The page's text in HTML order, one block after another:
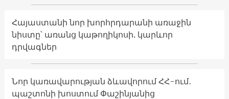
Հայաստանի նոր խորհրդարանի առաջին
նիստը՝ առանց կաթողիկոսի. կարևոր
դրվագներ
Նոր կառավարության ձևավորում ՀՀ-ում․
պաշտոնի խոստում Փաշինյանից